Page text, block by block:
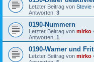
Letzter Beitrag von Stevie
Antworten: 3
0190-Nummern
Letzter Beitrag von mirko
Antworten: 1
0190-Warner und
Letzter Beitrag von mirko